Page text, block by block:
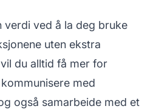
ved å la deg bruke
uten ekstra
du alltid få mer for
med
også samarbeide med et